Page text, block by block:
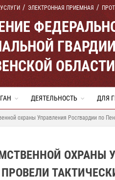
ЭЛЕКТРОННАЯ ПРИЕМНАЯ
ОБЛАСТИ
ДЕЯТЕЛЬНОСТЬ ДЛЯ
охраны Управления Росгвардии по
ОХРАНЫ